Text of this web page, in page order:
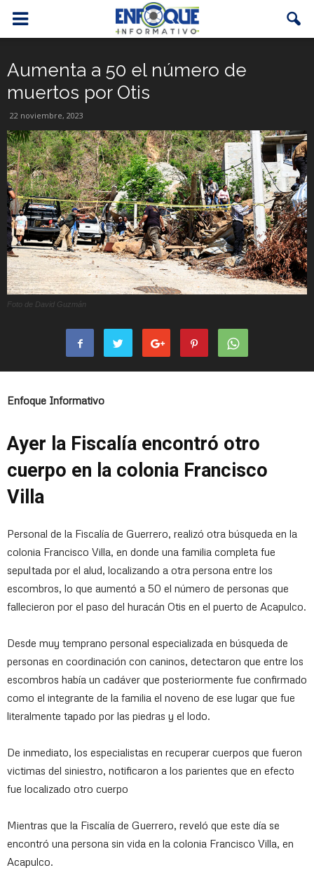
Aumenta a 50 el número de
muertos por Otis
22 noviembre, 2023
Foto de David Guzmán
Enfoque Informativo
Ayer la Fiscalía encontró otro
cuerpo en la colonia Francisco
Villa
Personal de la Fiscalía de Guerrero, realizó otra búsqueda en la
colonia Francisco Villa, en donde una familia completa fue
sepultada por el alud, localizando a otra persona entre los
escombros, lo que aumentó a 50 el número de personas que
fallecieron por el paso del huracán Otis en el puerto de Acapulco.
Desde muy temprano personal especializada en búsqueda de
personas en coordinación con caninos, detectaron que entre los
escombros había un cadáver que posteriormente fue confirmado
como el integrante de la familia el noveno de ese lugar que fue
literalmente tapado por las piedras y el lodo.
De inmediato, los especialistas en recuperar cuerpos que fueron
victimas del siniestro, notificaron a los parientes que en efecto
fue localizado otro cuerpo
Mientras que la Fiscalía de Guerrero, reveló que este día se
encontró una persona sin vida en la colonia Francisco Villa, en
Acapulco.